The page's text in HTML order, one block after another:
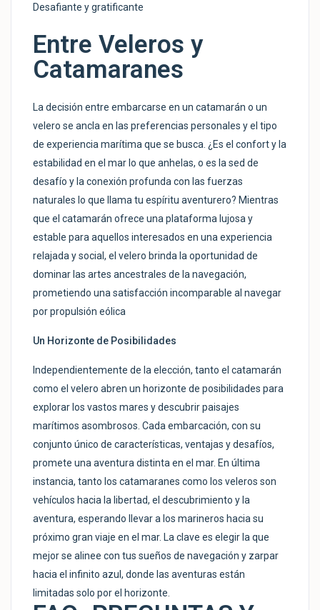
Desafiante y gratificante
Entre Veleros y
Catamaranes
La decisión entre embarcarse en un catamarán o un
velero se ancla en las preferencias personales y el tipo
de experiencia marítima que se busca. ¿Es el confort y la
estabilidad en el mar lo que anhelas, o es la sed de
desafío y la conexión profunda con las fuerzas
naturales lo que llama tu espíritu aventurero? Mientras
que el catamarán ofrece una plataforma lujosa y
estable para aquellos interesados en una experiencia
relajada y social, el velero brinda la oportunidad de
dominar las artes ancestrales de la navegación,
prometiendo una satisfacción incomparable al navegar
por propulsión eólica
Un Horizonte de Posibilidades
Independientemente de la elección, tanto el catamarán
como el velero abren un horizonte de posibilidades para
explorar los vastos mares y descubrir paisajes
marítimos asombrosos. Cada embarcación, con su
conjunto único de características, ventajas y desafíos,
promete una aventura distinta en el mar. En última
instancia, tanto los catamaranes como los veleros son
vehículos hacia la libertad, el descubrimiento y la
aventura, esperando llevar a los marineros hacia su
próximo gran viaje en el mar. La clave es elegir la que
mejor se alinee con tus sueños de navegación y zarpar
hacia el infinito azul, donde las aventuras están
limitadas solo por el horizonte.